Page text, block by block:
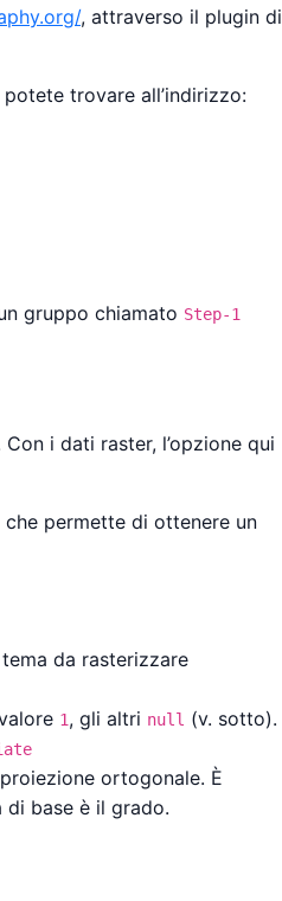
, attraverso il plugin di
trovare all’indirizzo:
gruppo chiamato Step-1
i dati raster, l’opzione qui
permette di ottenere un
da rasterizzare
1, gli altri null (v. sotto).
ortogonale. È
di base è il grado.